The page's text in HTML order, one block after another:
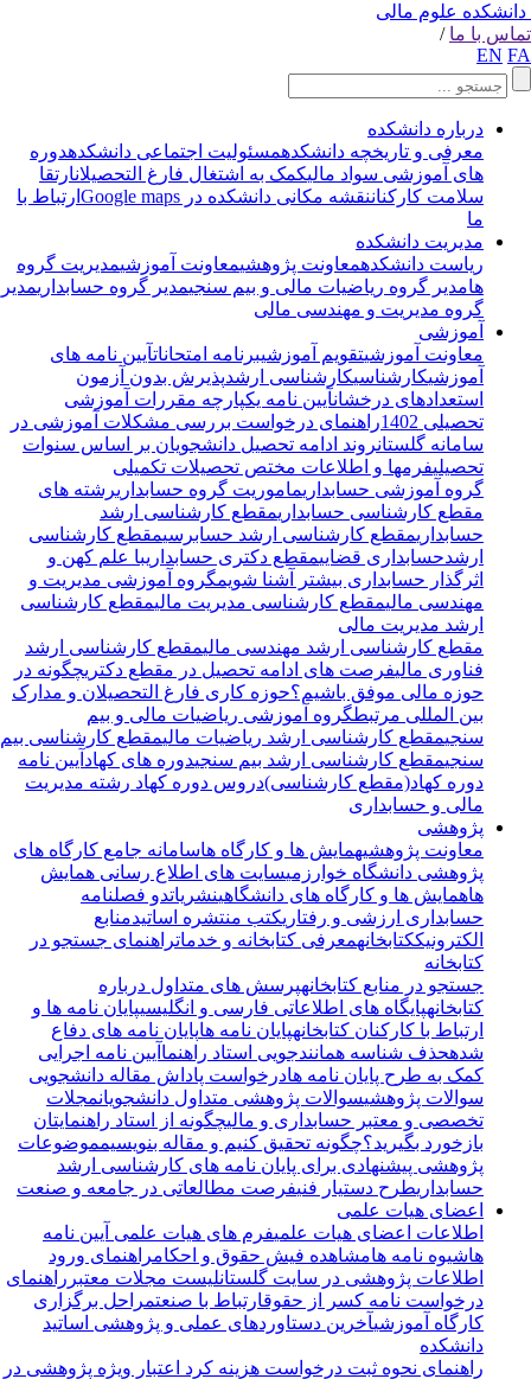
علوم مالی
با ما /
EN
درباره دانشکده
معرفی و تاریخچه دانشکدهمسئولیت اجتماعی دانشکدهدوره
های آموزشی سواد مالیکمک به اشتغال فارغ التحصیلانارتقا
سلامت کارکناننقشه مکانی دانشکده در Google maps
ارتباط با
ما
مدیریت دانشکده
ریاست دانشکدهمعاونت پژوهشیمعاونت آموزشیمدیریت گروه
هامدیر گروه ریاضیات مالی و بیم سنجیمدیر گروه حسابداریمدیر
گروه مدیریت و مهندسی مالی
آموزشی
معاونت آموزشیتقویم آموزشیبرنامه امتحاناتآیین نامه های
آموزشیکارشناسیکارشناسی ارشدپذیرش بدون آزمون
استعدادهای درخشانآیین نامه یکپارچه مقررات آموزشی
تحصیلی 1402
راهنمای درخواست بررسی مشکلات آموزشی در
سامانه گلستانروند ادامه تحصیل دانشجویان بر اساس سنوات
تحصیلیفرمها و اطلاعات مختص تحصیلات تکمیلی
گروه آموزشی حسابداریماموریت گروه حسابداریرشته های
مقطع کارشناسی حسابداریمقطع کارشناسی ارشد
حسابداریمقطع کارشناسی ارشد حسابرسیمقطع کارشناسی
ارشدحسابداری قضاییمقطع دکتری حسابداریبا علم کهن و
اثرگذار حسابداری بیشتر آشنا شویمگروه آموزشی مدیریت و
مهندسی مالیمقطع کارشناسی مدیریت مالیمقطع کارشناسی
ارشد مدیریت مالی
مقطع کارشناسی ارشد مهندسی مالیمقطع کارشناسی ارشد
فناوری مالیفرصت های ادامه تحصیل در مقطع دکتریچگونه در
حوزه مالی موفق باشیم؟حوزه کاری فارغ التحصیلان و مدارک
بین المللی مرتبطگروه آموزشی ریاضیات مالی و بیم
سنجیمقطع کارشناسی ارشد ریاضیات مالیمقطع کارشناسی بیم
سنجیمقطع کارشناسی ارشد بیم سنجیدوره های کهادآیین نامه
دوره کهاد(مقطع کارشناسی) دروس دوره کهاد رشته مدیریت
مالی و حسابداری
پژوهشی
معاونت پژوهشیهمایش ها و کارگاه هاسامانه جامع کارگاه های
پژوهشی دانشگاه خوارزمیسایت های اطلاع رسانی همایش
هاهمایش ها و کارگاه های دانشگاهینشریاتدو فصلنامه
حسابداری ارزشی و رفتاریکتب منتشره اساتیدمنابع
الکترونیککتابخانهمعرفی کتابخانه و خدماتراهنمای جستجو در
کتابخانه
جستجو در منابع کتابخانهپرسش های متداول درباره
کتابخانهپایگاه های اطلاعاتی فارسی و انگلیسیپایان نامه ها و
ارتباط با کارکنان کتابخانهپایان نامه هاپایان نامه های دفاع
شدهحذف شناسه همانندجویی استاد راهنماآیین نامه اجرایی
کمک به طرح پایان نامه هادرخواست پاداش مقاله دانشجویی
سوالات پژوهشیسوالات پژوهشی متداول دانشجویانمجلات
تخصصی و معتبر حسابداری و مالیچگونه از استاد راهنمایتان
بازخورد بگیرید؟چگونه تحقیق کنیم و مقاله بنویسیمموضوعات
پژوهشی پیشنهادی برای پایان نامه های کارشناسی ارشد
حسابداریطرح دستیار فنیفرصت مطالعاتی در جامعه و صنعت
اعضای هیات علمی
اطلاعات اعضای هیات علمیفرم های هیات علمی آیین نامه
هاشیوه نامه هامشاهده فیش حقوق و احکامراهنمای ورود
اطلاعات پژوهشی در سایت گلستانلیست مجلات معتبرراهنمای
درخواست نامه کسر از حقوقارتباط با صنعتمراحل برگزاری
کارگاه آموزشیآخرین دستاوردهای عملی و پژوهشی اساتید
دانشکده
راهنمای نحوه ثبت درخواست هزینه کرد اعتبار ویژه پژوهشی در